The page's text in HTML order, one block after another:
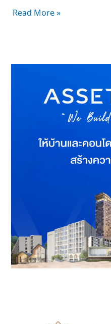
Read More »